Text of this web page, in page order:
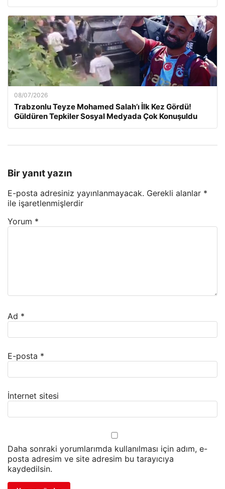
08/07/2026
Trabzonlu Teyze Mohamed Salah’ı İlk Kez Gördü!
Güldüren Tepkiler Sosyal Medyada Çok Konuşuldu
Bir yanıt yazın
E-posta adresiniz yayınlanmayacak. Gerekli alanlar *
ile işaretlenmişlerdir
Yorum *
Ad *
E-posta *
İnternet sitesi
Daha sonraki yorumlarımda kullanılması için adım, e-
posta adresim ve site adresim bu tarayıcıya
kaydedilsin.